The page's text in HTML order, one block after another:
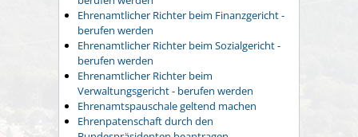
Ehrenamtlicher Richter beim Finanzgericht -
berufen werden
Ehrenamtlicher Richter beim Sozialgericht -
berufen werden
Ehrenamtlicher Richter beim
Verwaltungsgericht - berufen werden
Ehrenamtspauschale geltend machen
Ehrenpatenschaft durch den